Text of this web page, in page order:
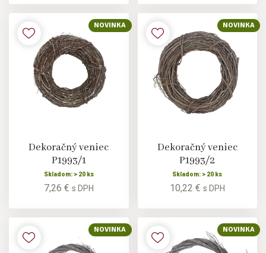
NOVINKA
Dekoračný veniec
P1993/1
Skladom: > 20 ks
7,26 € s DPH
NOVINKA
Dekoračný veniec
P1993/2
Skladom: > 20 ks
10,22 € s DPH
NOVINKA NOVINKA